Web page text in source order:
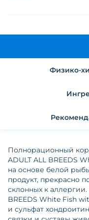
Полнорационный
ADULT ALL BREEDS
на основе белой
продукт, прекрасно
склонных к
BREEDS White Fish
и сульфат